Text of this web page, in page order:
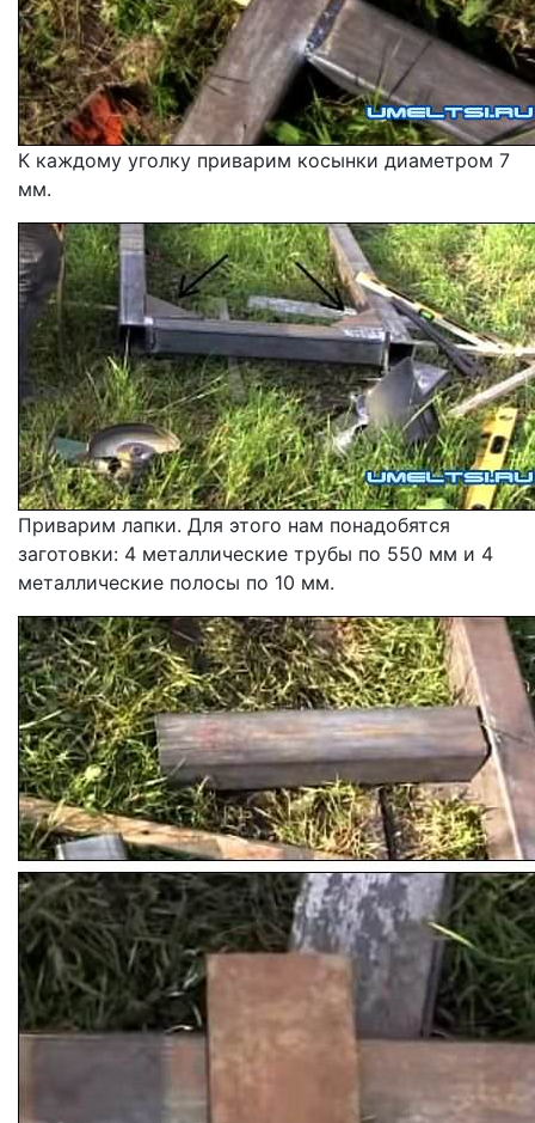
К каждому уголку приварим косынки диаметром 7
мм.
Приварим лапки. Для этого нам понадобятся
заготовки: 4 металлические трубы по 550 мм и 4
металлические полосы по 10 мм.